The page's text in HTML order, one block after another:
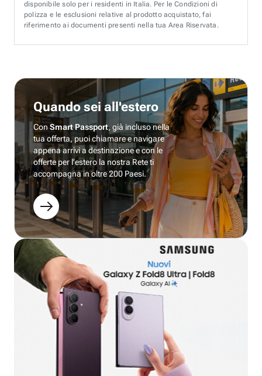
disponibile solo per i residenti in Italia. Per le Condizioni di
polizza e le esclusioni relative al prodotto acquistato, fai
riferimento ai documenti presenti nella tua Area Riservata.
Quando sei all'estero
ConSmart Passport, già incluso nella
tua offerta, puoi chiamare e navigare
appena arrivi a destinazione e con le
offerte per l’estero la nostra Rete ti
accompagna in oltre 200 Paesi.